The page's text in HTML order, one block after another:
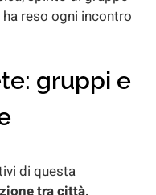
reso ogni incontro
gruppi e
di questa